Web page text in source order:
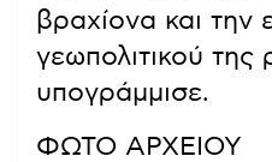
βραχίονα και
γεωπολιτικού της
υπογράμμισε.
ΦΩΤΟ ΑΡΧΕΙΟΥ